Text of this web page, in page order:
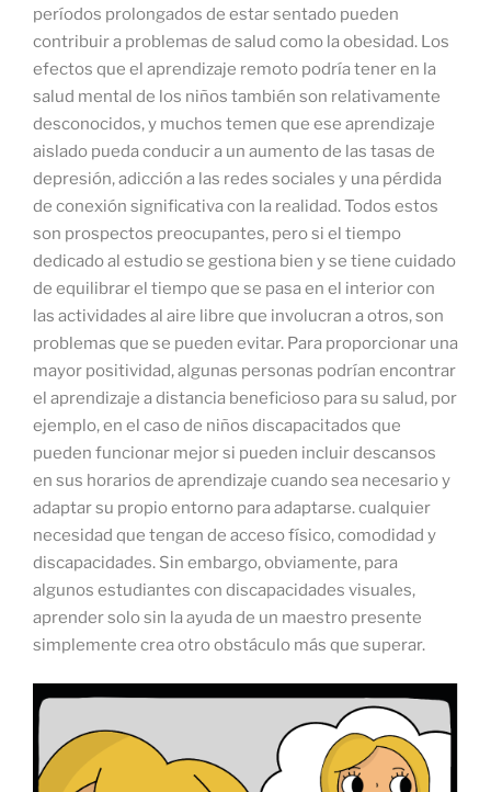
períodos prolongados de estar sentado pueden
contribuir a problemas de salud como la obesidad. Los
efectos que el aprendizaje remoto podría tener en la
salud mental de los niños también son relativamente
desconocidos, y muchos temen que ese aprendizaje
aislado pueda conducir a un aumento de las tasas de
depresión, adicción a las redes sociales y una pérdida
de conexión significativa con la realidad. Todos estos
son prospectos preocupantes, pero si el tiempo
dedicado al estudio se gestiona bien y se tiene cuidado
de equilibrar el tiempo que se pasa en el interior con
las actividades al aire libre que involucran a otros, son
problemas que se pueden evitar. Para proporcionar una
mayor positividad, algunas personas podrían encontrar
el aprendizaje a distancia beneficioso para su salud, por
ejemplo, en el caso de niños discapacitados que
pueden funcionar mejor si pueden incluir descansos
en sus horarios de aprendizaje cuando sea necesario y
adaptar su propio entorno para adaptarse. cualquier
necesidad que tengan de acceso físico, comodidad y
discapacidades. Sin embargo, obviamente, para
algunos estudiantes con discapacidades visuales,
aprender solo sin la ayuda de un maestro presente
simplemente crea otro obstáculo más que superar.